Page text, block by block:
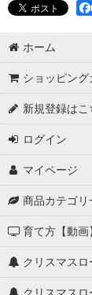
ホーム
ショッピング
新規登録はこ
ログイン
マイページ
商品カテゴリ
育て方【動画
クリスマス
クリスマス